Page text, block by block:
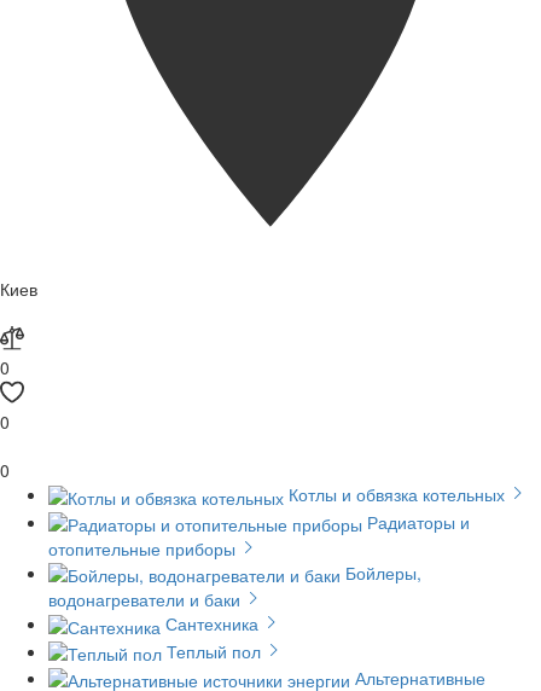
Киев
0
0
0
Котлы и обвязка котельных
Радиаторы и
отопительные приборы
Бойлеры,
водонагреватели и баки
Сантехника
Теплый пол
Альтернативные